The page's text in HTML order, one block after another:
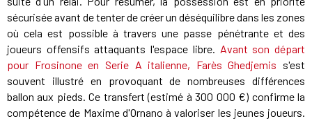
sécurisée avant de tenter de créer un déséquilibre dans les zones
où cela est possible à travers une passe pénétrante et des
joueurs offensifs attaquants l'espace libre. Avant son départ
pour Frosinone en Serie A italienne, Farès Ghedjemis s'est
souvent illustré en provoquant de nombreuses différences
ballon aux pieds. Ce transfert (estimé à 300 000 €) confirme la
compétence de Maxime d'Ornano à valoriser les jeunes joueurs.